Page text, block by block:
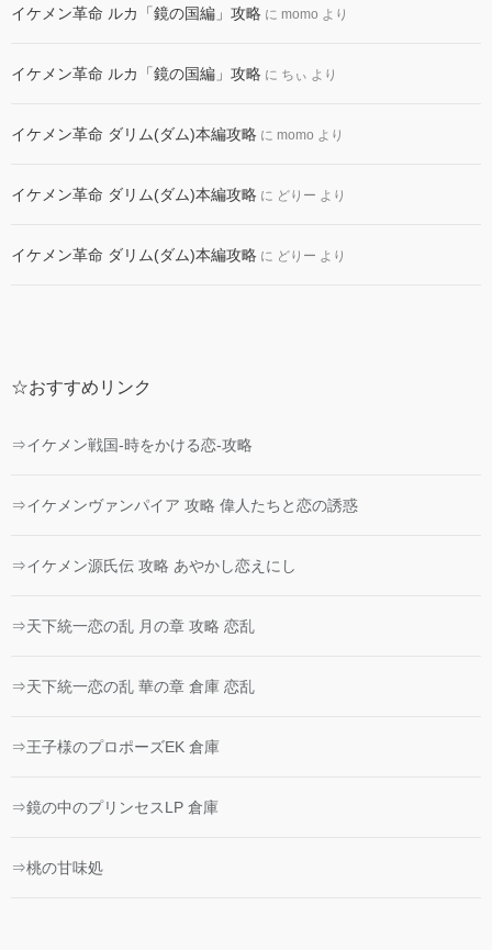
イケメン革命 ルカ「鏡の国編」攻略 に momo より
イケメン革命 ルカ「鏡の国編」攻略 に ちぃ より
イケメン革命 ダリム(ダム)本編攻略 に momo より
イケメン革命 ダリム(ダム)本編攻略 に どりー より
イケメン革命 ダリム(ダム)本編攻略 に どりー より
☆おすすめリンク
⇒イケメン戦国-時をかける恋-攻略
⇒イケメンヴァンパイア 攻略 偉人たちと恋の誘惑
⇒イケメン源氏伝 攻略 あやかし恋えにし
⇒天下統一恋の乱 月の章 攻略 恋乱
⇒天下統一恋の乱 華の章 倉庫 恋乱
⇒王子様のプロポーズEK 倉庫
⇒鏡の中のプリンセスLP 倉庫
⇒桃の甘味処